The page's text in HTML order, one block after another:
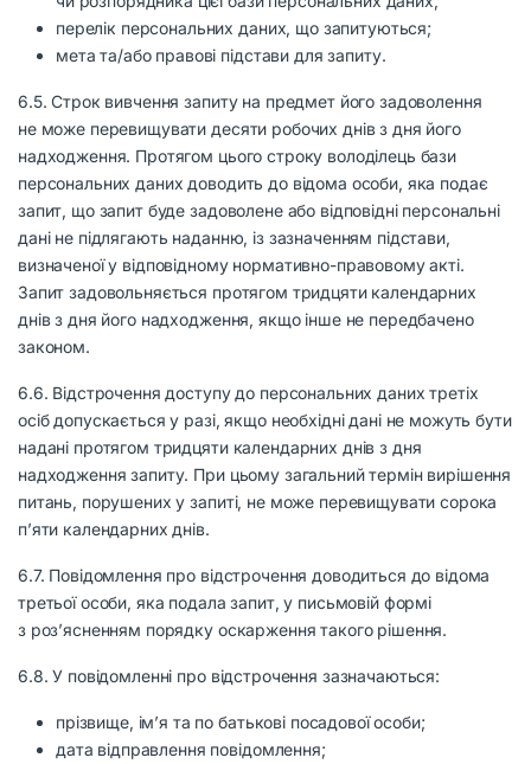
перелік персональних даних, що запитуються;
мета та/або правові підстави для запиту.
6.5. Строк вивчення запиту на предмет його задоволення
не може перевищувати десяти робочих днів з дня його
надходження. Протягом цього строку володілець бази
персональних даних доводить до відома особи, яка подає
запит, що запит буде задоволене або відповідні персональні
дані не підлягають наданню, із зазначенням підстави,
визначеної у відповідному нормативно-правовому акті.
Запит задовольняється протягом тридцяти календарних
днів з дня його надходження, якщо інше не передбачено
законом.
6.6. Відстрочення доступу до персональних даних третіх
осіб допускається у разі, якщо необхідні дані не можуть бути
надані протягом тридцяти календарних днів з дня
надходження запиту. При цьому загальний термін вирішення
питань, порушених у запиті, не може перевищувати сорока
п’яти календарних днів.
6.7. Повідомлення про відстрочення доводиться до відома
третьої особи, яка подала запит, у письмовій формі
з роз’ясненням порядку оскарження такого рішення.
6.8. У повідомленні про відстрочення зазначаються:
прізвище, ім’я та по батькові посадової особи;
дата відправлення повідомлення;